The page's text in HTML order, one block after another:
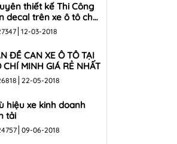
thiết kế Thi Công
decal trên xe ô tô cho
doanh nghiệp
12-03-2018
ĐỀ CAN XE Ô TÔ TẠI
CHÍ MINH GIÁ RẺ NHẤT
22-05-2018
hiệu xe kinh doanh
tải
09-06-2018